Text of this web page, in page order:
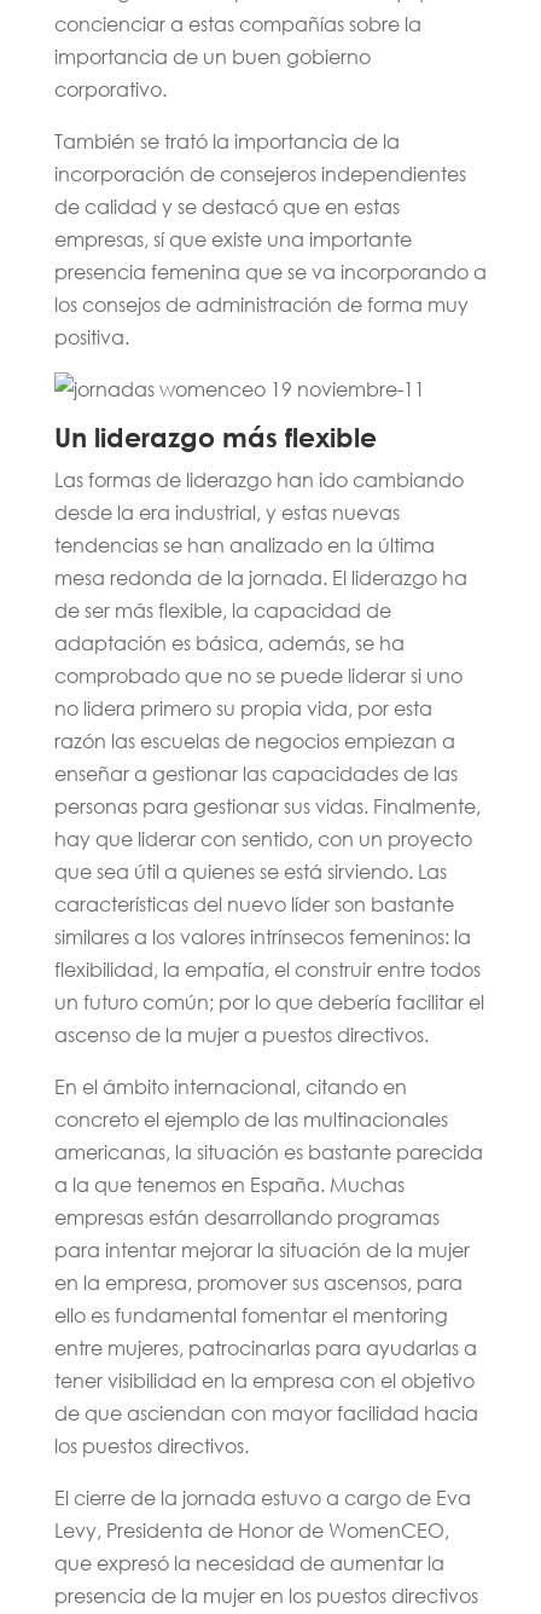
concienciar a estas compañías sobre la
importancia de un buen gobierno
corporativo.
También se trató la importancia de la
incorporación de consejeros independientes
de calidad y se destacó que en estas
empresas, sí que existe una importante
presencia femenina que se va incorporando a
los consejos de administración de forma muy
positiva.
Un liderazgo más flexible
Las formas de liderazgo han ido cambiando
desde la era industrial, y estas nuevas
tendencias se han analizado en la última
mesa redonda de la jornada. El liderazgo ha
de ser más flexible, la capacidad de
adaptación es básica, además, se ha
comprobado que no se puede liderar si uno
no lidera primero su propia vida, por esta
razón las escuelas de negocios empiezan a
enseñar a gestionar las capacidades de las
personas para gestionar sus vidas. Finalmente,
hay que liderar con sentido, con un proyecto
que sea útil a quienes se está sirviendo. Las
características del nuevo líder son bastante
similares a los valores intrínsecos femeninos: la
flexibilidad, la empatía, el construir entre todos
un futuro común; por lo que debería facilitar el
ascenso de la mujer a puestos directivos.
En el ámbito internacional, citando en
concreto el ejemplo de las multinacionales
americanas, la situación es bastante parecida
a la que tenemos en España. Muchas
empresas están desarrollando programas
para intentar mejorar la situación de la mujer
en la empresa, promover sus ascensos, para
ello es fundamental fomentar el mentoring
entre mujeres, patrocinarlas para ayudarlas a
tener visibilidad en la empresa con el objetivo
de que asciendan con mayor facilidad hacia
los puestos directivos.
El cierre de la jornada estuvo a cargo de Eva
Levy, Presidenta de Honor de WomenCEO,
que expresó la necesidad de aumentar la
presencia de la mujer en los puestos directivos